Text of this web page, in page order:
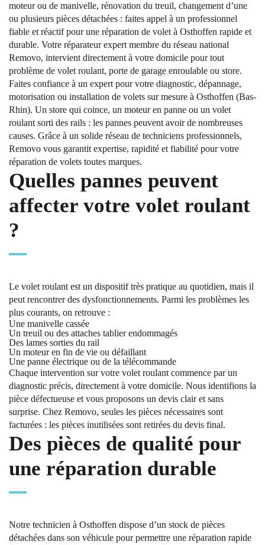
moteur ou de manivelle, rénovation du treuil, changement d’une
ou plusieurs pièces détachées : faites appel à un professionnel
fiable et réactif pour une réparation de volet à Osthoffen rapide et
durable. Votre réparateur expert membre du réseau national
Removo, intervient directement à votre domicile pour tout
problème de volet roulant, porte de garage enroulable ou store.
Faites confiance à un expert pour votre diagnostic, dépannage,
motorisation ou installation de volets sur mesure à Osthoffen (Bas-
Rhin). Un store qui coince, un moteur en panne ou un volet
roulant sorti des rails : les pannes peuvent avoir de nombreuses
causes. Grâce à un solide réseau de techniciens professionnels,
Removo vous garantit expertise, rapidité et fiabilité pour votre
réparation de volets toutes marques.
Quelles pannes peuvent
affecter votre volet roulant
?
Le volet roulant est un dispositif très pratique au quotidien, mais il
peut rencontrer des dysfonctionnements. Parmi les problèmes les
plus courants, on retrouve :
Une manivelle cassée
Un treuil ou des attaches tablier endommagés
Des lames sorties du rail
Un moteur en fin de vie ou défaillant
Une panne électrique ou de la télécommande
Chaque intervention sur votre volet roulant commence par un
diagnostic précis, directement à votre domicile. Nous identifions la
pièce défectueuse et vous proposons un devis clair et sans
surprise. Chez Removo, seules les pièces nécessaires sont
facturées : les pièces inutilisées sont retirées du devis final.
Des pièces de qualité pour
une réparation durable
Notre technicien à Osthoffen dispose d’un stock de pièces
détachées dans son véhicule pour permettre une réparation rapide